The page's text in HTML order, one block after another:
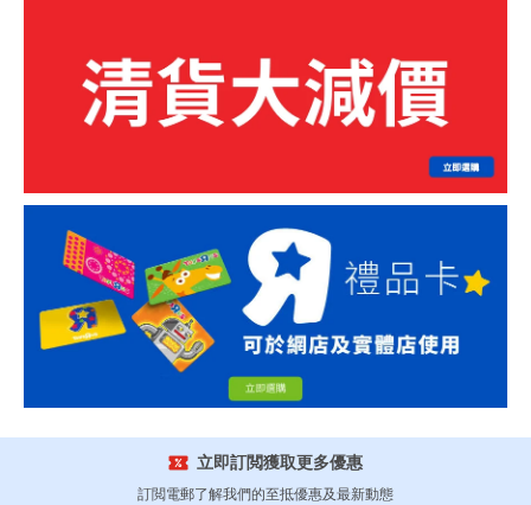
立即訂閲獲取更多優惠
訂閲電郵了解我們的至抵優惠及最新動態